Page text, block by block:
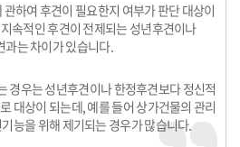
하여 후견이 필요한지 여부가 판단 대상이
속적인 후견이 전제되는 성년후견이나
과는 차이가 있습니다.
경우는 성년후견이나 한정후견보다 정신적
대상이 되는데, 예를 들어 상가건물의 관리
능을 위해 제기되는 경우가 많습니다.